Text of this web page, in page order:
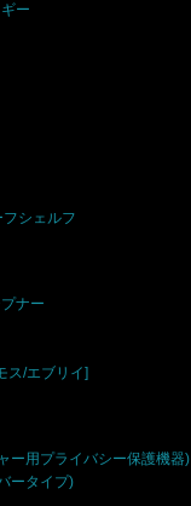
ー
シェルフ
ナー
ス/エブリイ]
ー用プライバシー保護機器)
ータイプ)